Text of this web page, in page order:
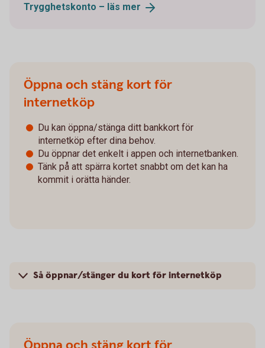
Trygghetskonto – läs mer
Öppna och stäng kort för
internetköp
Du kan öppna/stänga ditt bankkort för
internetköp efter dina behov.
Du öppnar det enkelt i appen och internetbanken.
Tänk på att spärra kortet snabbt om det kan ha
kommit i orätta händer.
Så öppnar/stänger du kort för internetköp